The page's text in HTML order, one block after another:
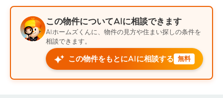
この物件についてAIに相談できます
AIホームズくんに、物件の見方や住まい探しの条件を
相談できます。
この物件をもとにAIに相談する 無料